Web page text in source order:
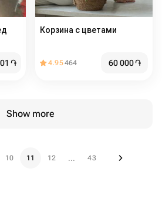
֏
Корзина с цветами ️
4.95464 60 000֏
Show more
10 11 12 ... 43